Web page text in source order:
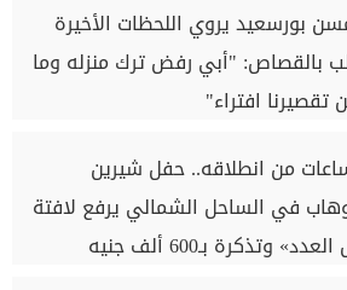
بورسعيد يروي اللحظات الأخيرة
بالقصاص: "أبي رفض ترك منزله وما
تقصيرنا افتراء"
من انطلاقه.. حفل شيرين
في الساحل الشمالي يرفع لافتة
وتذكرة بـ600 ألف جنيه